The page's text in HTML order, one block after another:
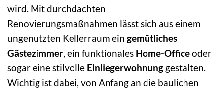
wird. Mit durchdachten
Renovierungsmaßnahmen lässt sich aus einem
ungenutzten Kellerraum ein gemütliches
Gästezimmer, ein funktionales Home-Officeoder
sogar eine stilvolle Einliegerwohnung gestalten.
Wichtig ist dabei, von Anfang an die baulichen